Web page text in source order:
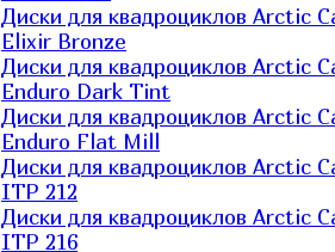
Диски для квадроциклов Arctic
Elixir Bronze
Диски для квадроциклов Arctic
Enduro Dark Tint
Диски для квадроциклов Arctic
Enduro Flat Mill
Диски для квадроциклов Arctic
ITP 212
Диски для квадроциклов Arctic
ITP 216